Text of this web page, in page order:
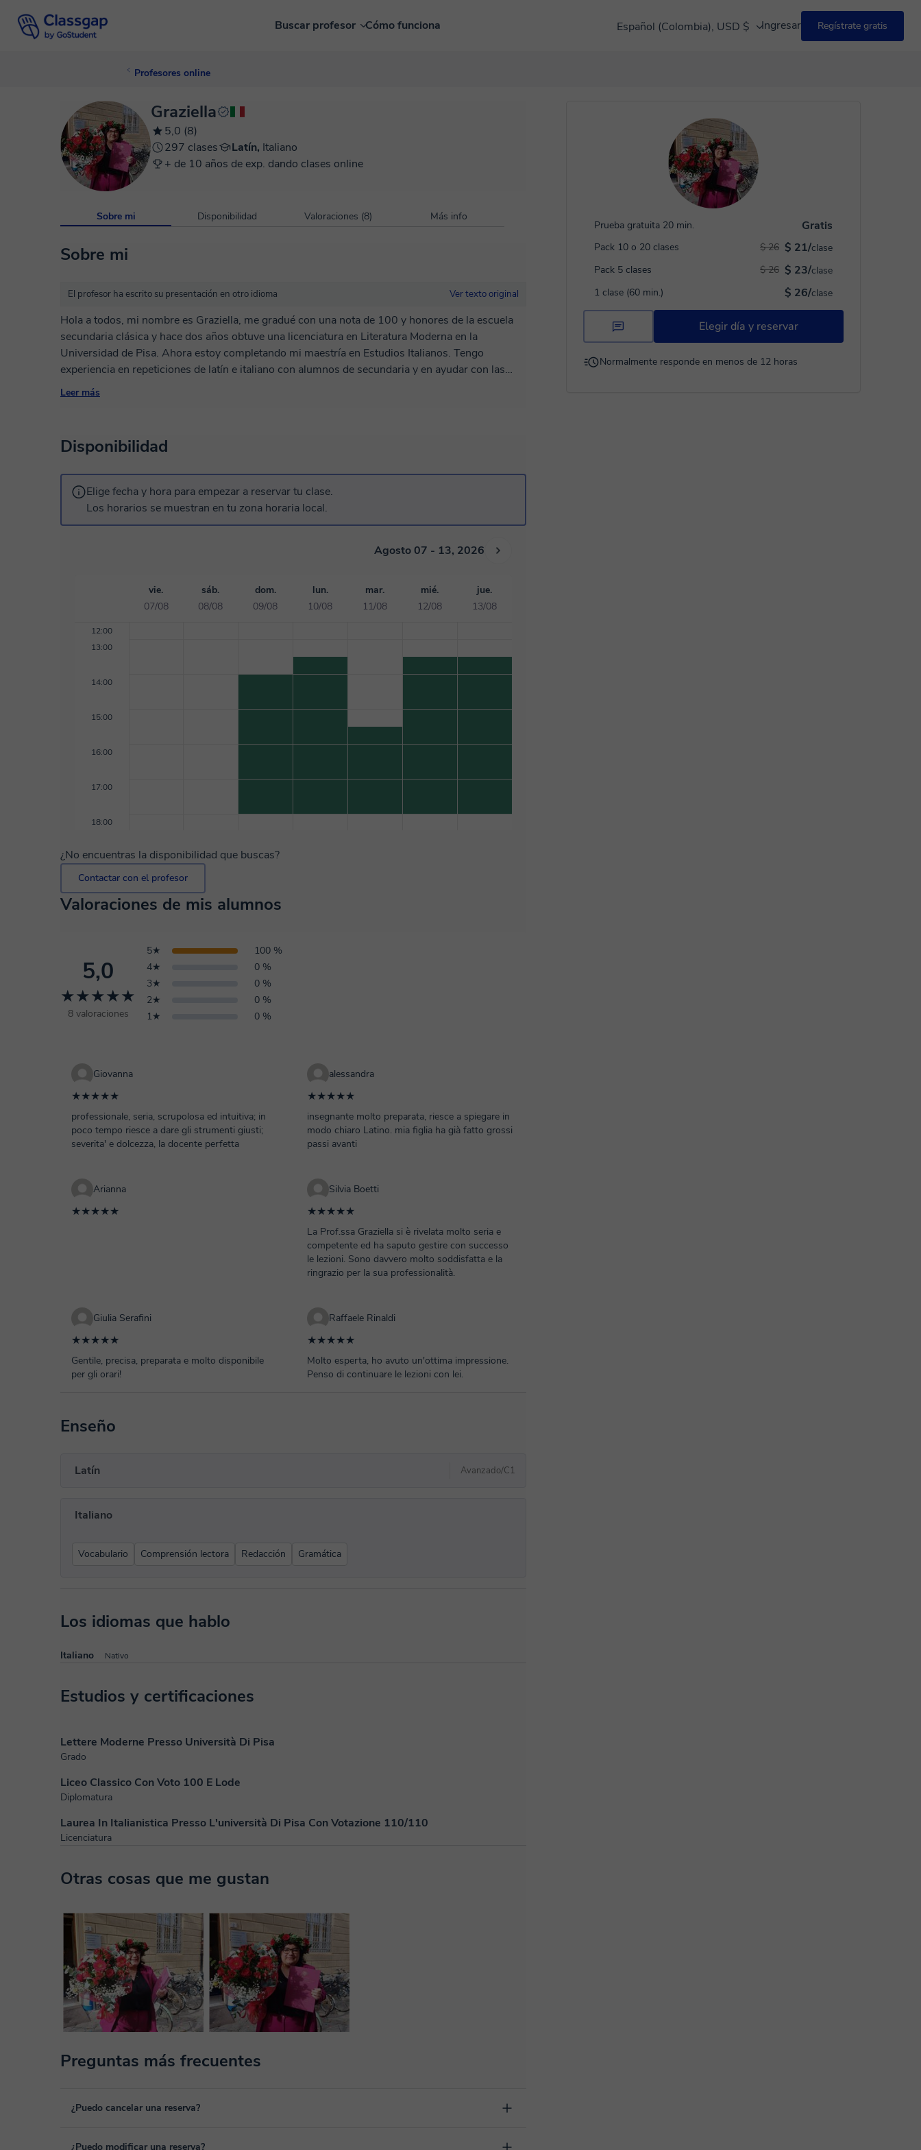
Buscar profesor Cómo funciona Español (Colombia), USD $ Ingresar Regístrate gratis
Profesores online
Prueba gratuita 20 min. Gratis
Pack 10 o 20 clases $ 21/clase
$ 26
Pack 5 clases
$ 23/clase
$ 26
1 clase (60 min.)
$ 26/clase
Elegir día y reservar
Normalmente responde en menos de 12 horas
Graziella
5,0 (8)
297 clases
Latín, Italiano
+ de 10 años de exp. dando clases online
Sobre mi Disponibilidad Valoraciones (8) Más info
Sobre mi
El profesor ha escrito su presentación en otro idioma Ver texto original
Hola a todos, mi nombre es Graziella, me gradué con una nota de 100 y honores de la escuela
secundaria clásica y hace dos años obtuve una licenciatura en Literatura Moderna en la
Universidad de Pisa. Ahora estoy completando mi maestría en Estudios Italianos. Tengo
experiencia en repeticiones de latín e italiano con alumnos de secundaria y en ayudar con las
tareas escolares a niños y adolescentes. Soy un profesor detallista y serio que sigue a los
Leer más
Disponibilidad
Elige fecha y hora para empezar a reservar tu clase.
Los horarios se muestran en tu zona horaria local.
Agosto 07 - 13, 2026
vie.
07/08
sáb.
08/08
dom.
09/08
lun.
10/08
mar.
11/08
mié.
12/08
jue.
13/08
12:00
13:00
14:00
15:00
16:00
17:00
18:00
¿No encuentras la disponibilidad que buscas?
Contactar con el profesor
Valoraciones de mis alumnos
5,0
★★★★★
8 valoraciones
5★
100 %
4★
0 %
3★
0 %
2★
0 %
1★
0 %
Giovanna
★★★★★
professionale, seria, scrupolosa ed intuitiva; in
poco tempo riesce a dare gli strumenti giusti;
severita' e dolcezza, la docente perfetta
alessandra
★★★★★
insegnante molto preparata, riesce a spiegare in
modo chiaro Latino. mia figlia ha già fatto grossi
passi avanti
Arianna
★★★★★
Silvia Boetti
★★★★★
La Prof.ssa Graziella si è rivelata molto seria e
competente ed ha saputo gestire con successo
le lezioni. Sono davvero molto soddisfatta e la
ringrazio per la sua professionalità.
Giulia Serafini
★★★★★
Gentile, precisa, preparata e molto disponibile
per gli orari!
Raffaele Rinaldi
★★★★★
Molto esperta, ho avuto un'ottima impressione.
Penso di continuare le lezioni con lei.
Enseño
Latín Avanzado/C1
Italiano
Vocabulario Comprensión lectora Redacción Gramática
Los idiomas que hablo
Italiano Nativo
Estudios y certificaciones
Lettere Moderne Presso Università Di Pisa
Grado
Liceo Classico Con Voto 100 E Lode
Diplomatura
Laurea In Italianistica Presso L'università Di Pisa Con Votazione 110/110
Licenciatura
Otras cosas que me gustan
Preguntas más frecuentes
¿Puedo cancelar una reserva?
Sí, puedes cancelar una reserva hasta un máximo de 8 horas antes de la clase, indicando el motivo de
¿Puedo modificar una reserva?